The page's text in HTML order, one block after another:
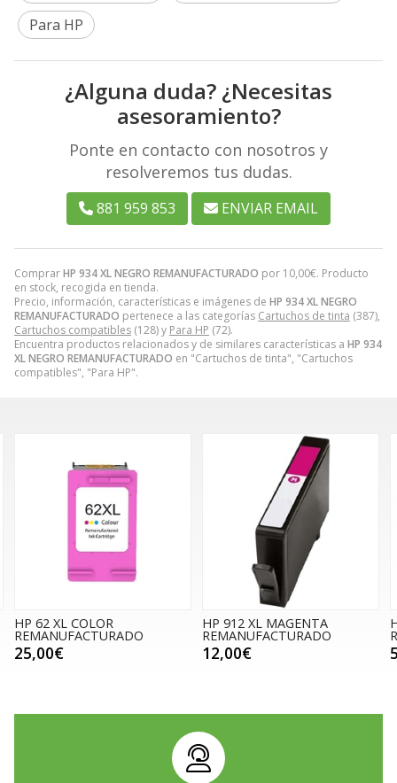
ComprarHP 934 XL NEGRO REMANUFACTURADO por 10,00€. Producto
en stock, recogida en tienda.
Precio, información, características e imágenes de HP 934 XL NEGRO
REMANUFACTURADO pertenece a las categorías Cartuchos de tinta (387),
Cartuchos compatibles (128) y Para HP (72).
Encuentra productos relacionados y de similares características a HP 934
XL NEGRO REMANUFACTURADO en "Cartuchos de tinta", "Cartuchos
compatibles", "Para HP".
Para HP
¿Alguna duda? ¿Necesitas
asesoramiento?
Ponte en contacto con nosotros y
resolveremos tus dudas.
881 959 853 ENVIAR EMAIL
HP 62 XL COLOR
REMANUFACTURADO
25,00€
HP 912 XL MAGENTA
REMANUFACTURADO
12,00€